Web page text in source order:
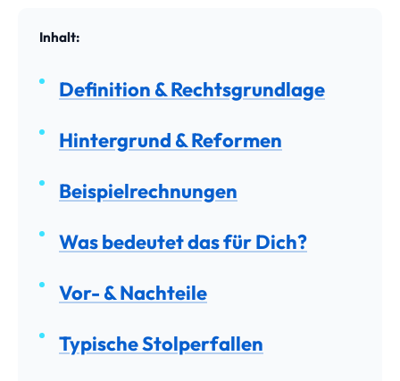
Inhalt:
Definition & Rechtsgrundlage
Hintergrund & Reformen
Beispielrechnungen
Was bedeutet das für Dich?
Vor- & Nachteile
Typische Stolperfallen